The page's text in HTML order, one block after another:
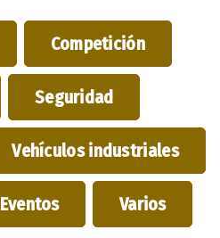
Competición
Seguridad
Vehículos industriales
Eventos Varios